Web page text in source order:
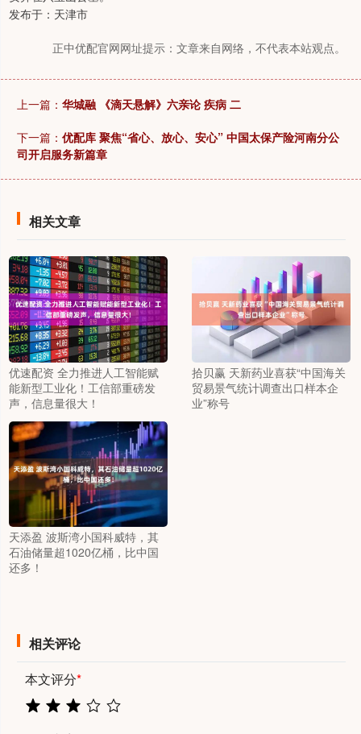
发布于：天津市
正中优配官网网址提示：文章来自网络，不代表本站观点。
上一篇： 华城融 《滴天悬解》六亲论 疾病 二
下一篇： 优配库 聚焦“省心、放心、安心” 中国太保产险河南分公
司开启服务新篇章
相关文章
优速配资 全力推进人工智能赋
能新型工业化！工信部重磅发
声，信息量很大！
拾贝赢 天新药业喜获“中国海关
贸易景气统计调查出口样本企
业”称号
天添盈 波斯湾小国科威特，其
石油储量超1020亿桶，比中国
还多！
相关评论
本文评分*